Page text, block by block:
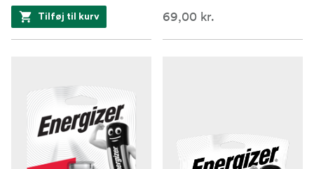
Tilføj til kurv 69,00 kr.